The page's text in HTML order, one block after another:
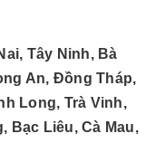
Tây Ninh, Bà
An, Đồng Tháp,
Long, Trà Vinh,
Bạc Liêu, Cà Mau,